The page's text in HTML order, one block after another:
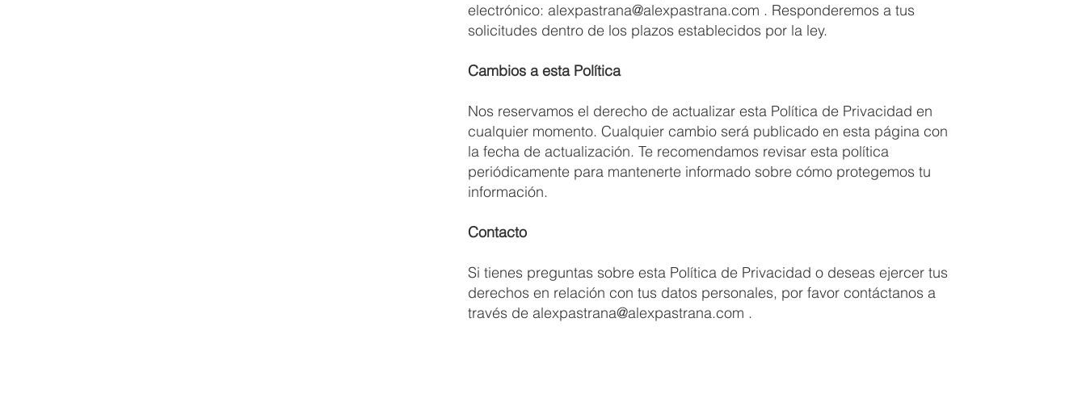
electrónico:alexpastrana@alexpastrana.com . Responderemos a tus
solicitudes dentro de los plazos establecidos por la ley.
Cambios a esta Política
Nos reservamos el derecho de actualizar esta Política de Privacidad en
cualquier momento. Cualquier cambio será publicado en esta página con
la fecha de actualización. Te recomendamos revisar esta política
periódicamente para mantenerte informado sobre cómo protegemos tu
información.
Contacto
Si tienes preguntas sobre esta Política de Privacidad o deseas ejercer tus
derechos en relación con tus datos personales, por favor contáctanos a
través dealexpastrana@alexpastrana.com .